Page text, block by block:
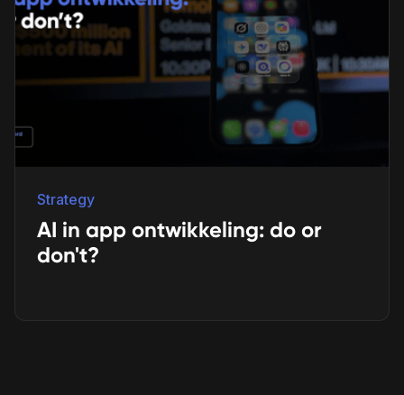
Strategy
AI in app ontwikkeling: do or
don't?